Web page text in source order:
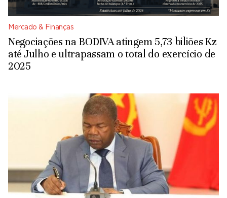
Mercado & Finanças
Negociações na BODIVA atingem 5,73 biliões Kz
até Julho e ultrapassam o total do exercício de
2025